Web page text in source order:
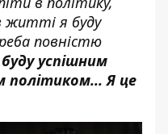
житті я буду
повністю
успішним
політиком... Я це